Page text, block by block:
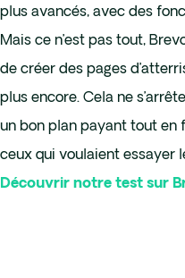
plus avancés, avec des
Mais ce n’est pas tout,
de créer des pages
plus encore. Cela ne
un bon plan payant tout en
ceux qui voulaient essayer
Découvrir notre test sur